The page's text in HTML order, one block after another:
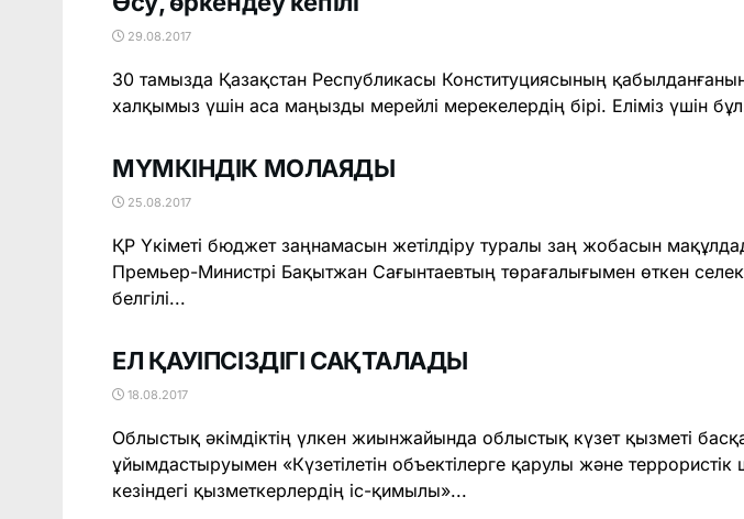
29.08.2017
30 тамызда Қазақстан Республикасы Конституциясының
халқымыз үшін аса маңызды мерейлі мерекелердің бipi. Еліміз үшін
МҮМКІНДІК МОЛАЯДЫ
25.08.2017
ҚР Үкіметі бюджет заңнамасын жетілдіру туралы заң жо­басын
Премьер-Министрі Ба­қытжан Сағынтаевтың төрағалығымен өткен
белгілі...
ЕЛ ҚАУІПСІЗДІГІ САҚТАЛАДЫ
18.08.2017
Облыстық әкімдіктің үлкен жиынжайында облыс­тық күзет қызметі
ұйымдастыруымен «Күзетілетін объектілерге қарулы және
кезіндегі қызметкерлердің іс-қимылы»...